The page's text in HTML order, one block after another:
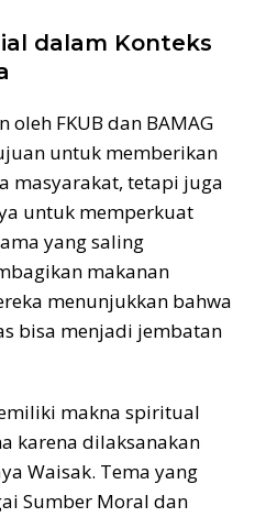
dalam Konteks
FKUB dan BAMAG
untuk memberikan
masyarakat, tetapi juga
untuk memperkuat
yang saling
makanan
menunjukkan bahwa
bisa menjadi jembatan
makna spiritual
karena dilaksanakan
Waisak. Tema yang
Sumber Moral dan